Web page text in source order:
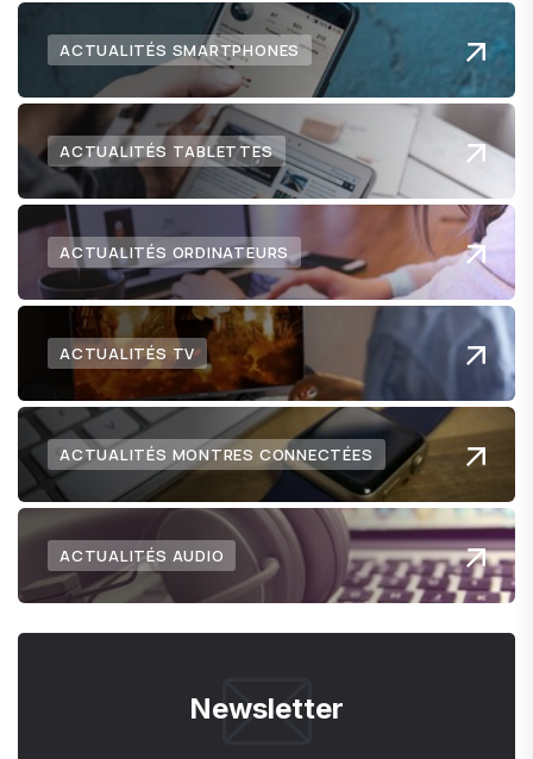
ACTUALITÉS SMARTPHONES
ACTUALITÉS TABLETTES
ACTUALITÉS ORDINATEURS
ACTUALITÉS TV
ACTUALITÉS MONTRES CONNECTÉES
ACTUALITÉS AUDIO
Newsletter